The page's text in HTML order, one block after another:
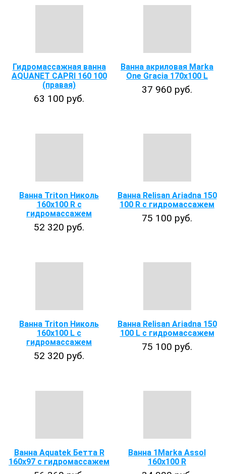
Гидромассажная ванна
AQUANET CAPRI 160 100
(правая)
63 100 руб.
Ванна акриловая Marka
One Gracia 170x100 L
37 960 руб.
Ванна Triton Николь
160x100 R с
гидромассажем
52 320 руб.
Ванна Relisan Ariadna 150
100 R с гидромассажем
75 100 руб.
Ванна Triton Николь
160x100 L с
гидромассажем
52 320 руб.
Ванна Relisan Ariadna 150
100 L с гидромассажем
75 100 руб.
Ванна Aquatek Бетта R
160х97 с гидромассажем
Ванна 1Marka Assol
160x100 R